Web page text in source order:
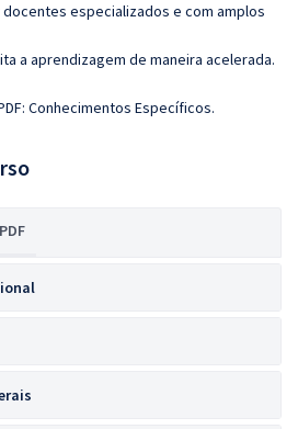
especializados e com amplos
a aprendizagem de maneira acelerada.
Conhecimentos Específicos.